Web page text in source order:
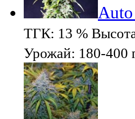
ТГК: 13 %
Урожай: 180-400